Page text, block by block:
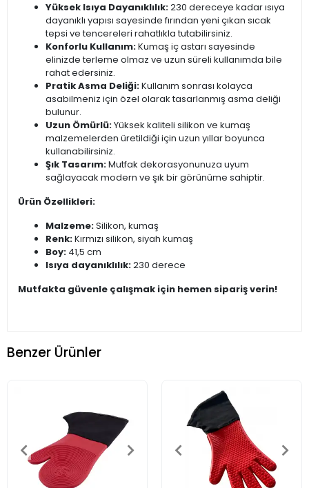
Yüksek Isıya Dayanıklılık:230 dereceye kadar ısıya
dayanıklı yapısı sayesinde fırından yeni çıkan sıcak
tepsi ve tencereleri rahatlıkla tutabilirsiniz.
Konforlu Kullanım:Kumaş iç astarı sayesinde
elinizde terleme olmaz ve uzun süreli kullanımda bile
rahat edersiniz.
Pratik Asma Deliği:Kullanım sonrası kolayca
asabilmeniz için özel olarak tasarlanmış asma deliği
bulunur.
Uzun Ömürlü:Yüksek kaliteli silikon ve kumaş
malzemelerden üretildiği için uzun yıllar boyunca
kullanabilirsiniz.
Şık Tasarım:Mutfak dekorasyonunuza uyum
sağlayacak modern ve şık bir görünüme sahiptir.
Ürün Özellikleri:
Malzeme:Silikon, kumaş
Renk:Kırmızı silikon, siyah kumaş
Boy: 41,5 cm
Isıya dayanıklılık:230 derece
Mutfakta güvenle çalışmak için hemen sipariş verin!
Benzer Ürünler